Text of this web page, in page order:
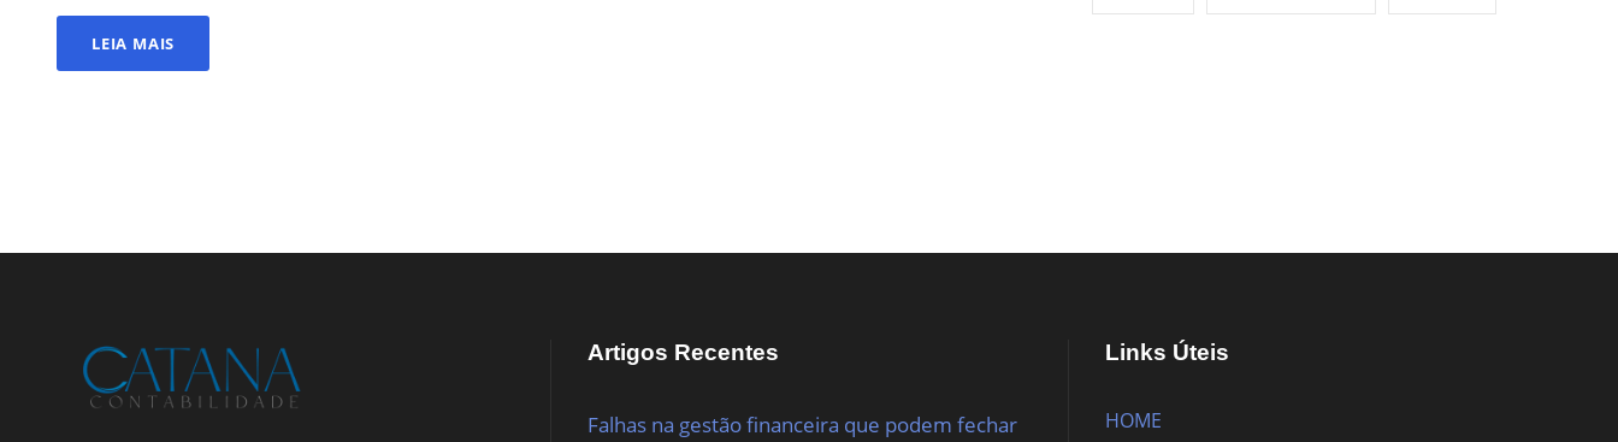
LEIA MAIS
Artigos Recentes
Falhas na gestão financeira que podem fechar
Links Úteis
HOME